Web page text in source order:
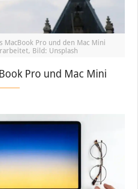
MacBook Pro und den Mac Mini
Bild: Unsplash
Pro und Mac Mini